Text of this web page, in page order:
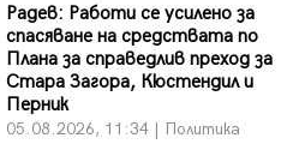
Радев: Работи се усилено за
спасяване на средствата по
Плана за справедлив преход за
Стара Загора, Кюстендил и
Перник
05.08.2026, 11:34 | Политика